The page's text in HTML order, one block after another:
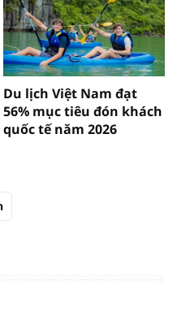
Du lịch Việt Nam đạt
56% mục tiêu đón khách
quốc tế năm 2026